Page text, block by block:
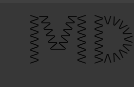
MD